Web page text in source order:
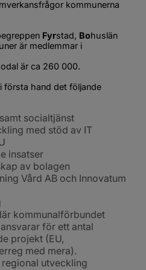
kommunerna
Fyrstad, Bohuslän
är medlemmar i
är ca 260 000.
första hand det följande
socialtjänst
med stöd av IT
insatser
av bolagen
Vård AB och Innovatum
kommunalförbundet
för ett antal
projekt (EU,
med mera).
utveckling